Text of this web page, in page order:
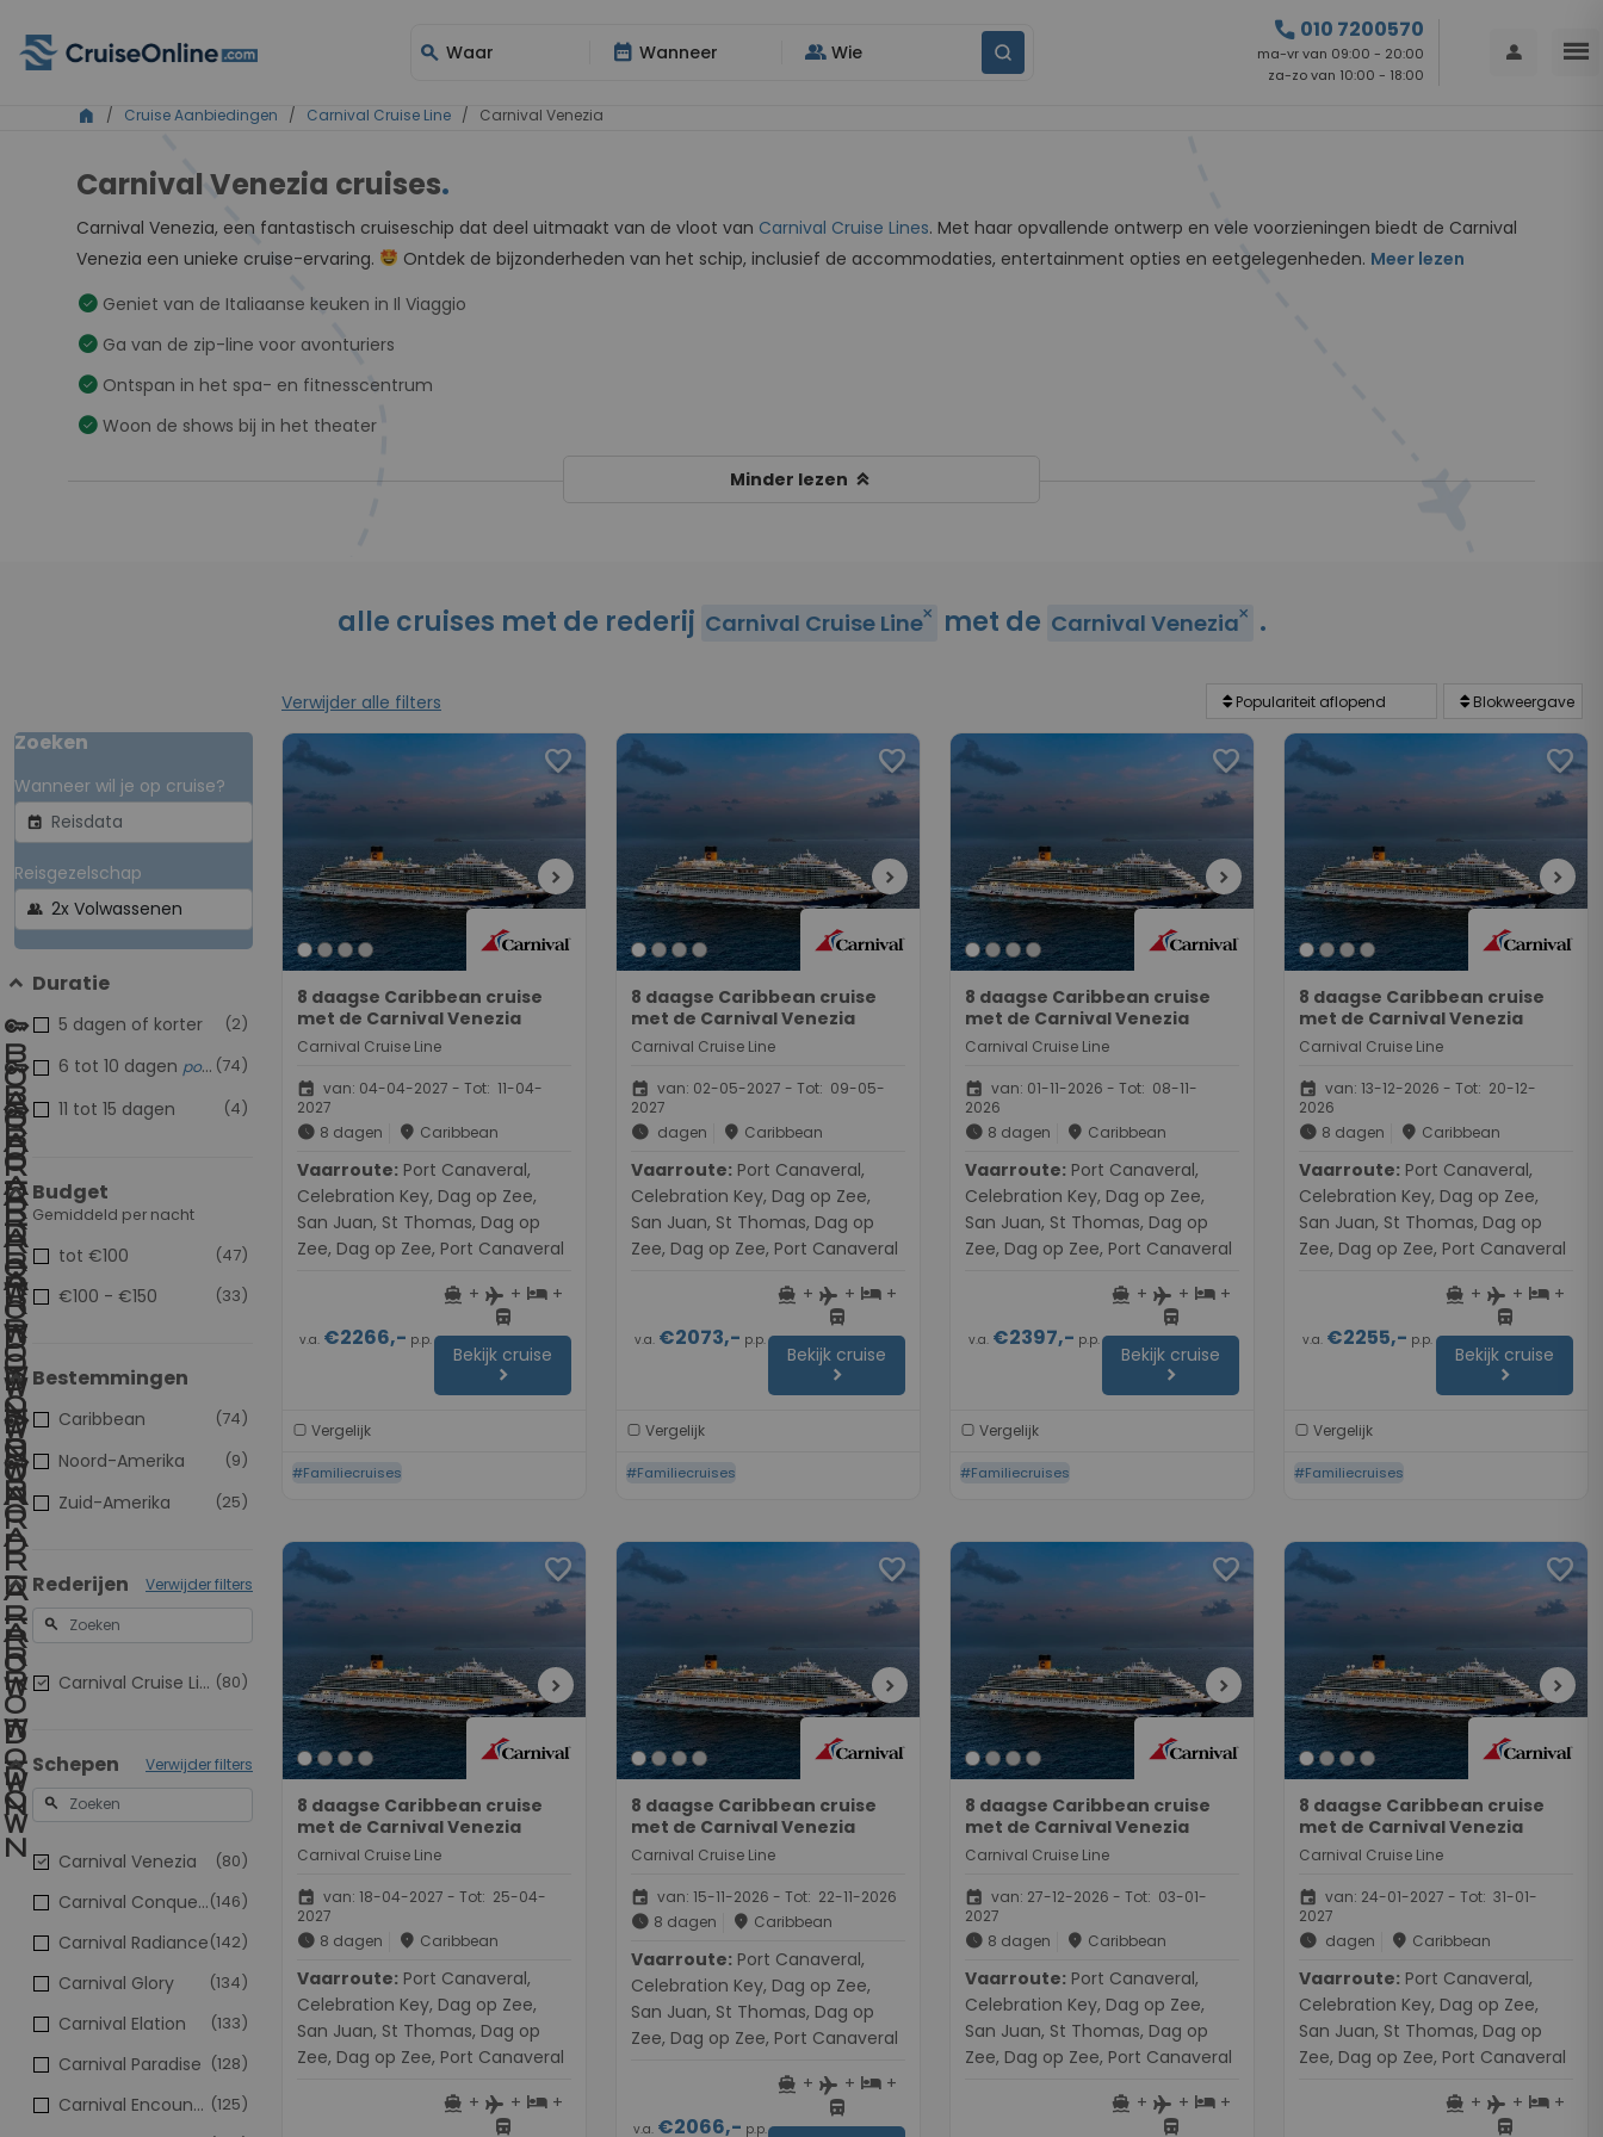
search Waar date_range Wanneer group Wie
call 010 7200570
ma-vr van 09:00 - 20:00
za-zo van 10:00 - 18:00
person menu
home / Cruise Aanbiedingen / Carnival Cruise Line / Carnival Venezia
Carnival Venezia cruises.
Carnival Venezia, een fantastisch cruiseschip dat deel uitmaakt van de vloot van Carnival Cruise Lines. Met haar opvallende ontwerp en vele voorzieningen biedt de Carnival
Venezia een unieke cruise-ervaring.
Ontdek de bijzonderheden van het schip, inclusief de accommodaties, entertainment opties en eetgelegenheden. Meer lezen
check_circle Geniet van de Italiaanse keuken in Il Viaggio
check_circle Ga van de zip-line voor avonturiers
check_circle Ontspan in het spa- en fitnesscentrum
check_circle Woon de shows bij in het theater
Minder lezen keyboard_double_arrow_up
alle cruises met de rederij Carnival Cruise Lineclose met de Carnival Veneziaclose .
Verwijder alle filters
Zoeken
Wanneer wil je op cruise?
event
Reisgezelschap
group
Duratie
(2)
5 dagen of korter
(74)
6 tot 10 dagen populair
(4)
11 tot 15 dagen
Budget
Gemiddeld per nacht
(47)
tot €100
(33)
€100 - €150
Bestemmingen
(74)
Caribbean
(25)
Zuid-Amerika
(9)
Noord-Amerika
Rederijen Verwijder filters
search
(80)
Carnival Cruise Line
Schepen Verwijder filters
search
(80)
Carnival Venezia
(146)
Carnival Conquest
(142)
Carnival Radiance
(134)
Carnival Glory
(133)
Carnival Elation
(128)
Carnival Paradise
(125)
Carnival Encounter
favorite
chevron_right
8 daagse Caribbean cruise
met de Carnival Venezia
Carnival Cruise Line
event van: 04-04-2027 - Tot: 11-04-
2027
schedule 8 dagen place Caribbean
Vaarroute:
Celebration Key, Dag op Zee,
San Juan, St Thomas, Dag op
Zee, Dag op Zee, Port Canaveral
v.a. €2266,- p.p.
directions_boat + flight + hotel +
directions_bus
Bekijk cruise
chevron_right
Vergelijk
#Familiecruises
favorite
chevron_right
8 daagse Caribbean cruise
met de Carnival Venezia
Carnival Cruise Line
event van: 02-05-2027 - Tot: 09-05-
2027
schedule dagen place Caribbean
Vaarroute:
Celebration Key, Dag op Zee,
San Juan, St Thomas, Dag op
Zee, Dag op Zee, Port Canaveral
v.a.€2073,- p.p.
directions_boat + flight + hotel +
directions_bus
Bekijk cruise
chevron_right
Vergelijk
#Familiecruises
favorite
chevron_right
8 daagse Caribbean cruise
met de Carnival Venezia
Carnival Cruise Line
event van: 01-11-2026 - Tot: 08-11-
2026
schedule 8 dagen place Caribbean
Vaarroute:
Celebration Key, Dag op Zee,
San Juan, St Thomas, Dag op
Zee, Dag op Zee, Port Canaveral
v.a.€2397,- p.p.
directions_boat + flight + hotel +
directions_bus
Bekijk cruise
chevron_right
Vergelijk
#Familiecruises
favorite
chevron_right
8 daagse Caribbean cruise
met de Carnival Venezia
Carnival Cruise Line
event van: 13-12-2026 - Tot: 20-12-
2026
schedule 8 dagen place Caribbean
Vaarroute:
Celebration Key, Dag op Zee,
San Juan, St Thomas, Dag op
Zee, Dag op Zee, Port Canaveral
v.a. €2255,- p.p.
directions_boat + flight + hotel +
directions_bus
Bekijk cruise
chevron_right
Vergelijk
#Familiecruises
favorite
chevron_right
8 daagse Caribbean cruise
met de Carnival Venezia
Carnival Cruise Line
event van: 18-04-2027 - Tot: 25-04-
2027
schedule 8 dagen place Caribbean
Vaarroute:
Celebration Key, Dag op Zee,
San Juan, St Thomas, Dag op
Zee, Dag op Zee, Port Canaveral
directions_boat + flight + hotel +
directions_bus
favorite
chevron_right
8 daagse Caribbean cruise
met de Carnival Venezia
Carnival Cruise Line
event van: 15-11-2026 - Tot: 22-11-2026
schedule 8 dagen place Caribbean
Vaarroute:
Celebration Key, Dag op Zee,
San Juan, St Thomas, Dag op
Zee, Dag op Zee, Port Canaveral
v.a.€2066,- p.p.
directions_boat + flight + hotel +
directions_bus
favorite
chevron_right
8 daagse Caribbean cruise
met de Carnival Venezia
Carnival Cruise Line
event van: 27-12-2026 - Tot: 03-01-
2027
schedule 8 dagen place Caribbean
Vaarroute:
Celebration Key, Dag op Zee,
San Juan, St Thomas, Dag op
Zee, Dag op Zee, Port Canaveral
directions_boat + flight + hotel +
directions_bus
favorite
chevron_right
8 daagse Caribbean cruise
met de Carnival Venezia
Carnival Cruise Line
event van: 24-01-2027 - Tot: 31-01-
2027
schedule dagen place Caribbean
Vaarroute:
Celebration Key, Dag op Zee,
San Juan, St Thomas, Dag op
Zee, Dag op Zee, Port Canaveral
directions_boat + flight + hotel +
directions_bus